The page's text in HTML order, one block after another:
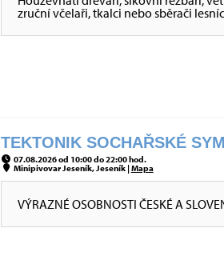
zruční včelaři, tkalci nebo sběrači
TEKTONIK SOCHAŘSKÉ
07.08.2026 od 10:00 do 22:00 hod.
Minipivovar Jeseník, Jeseník |Mapa
VÝRAZNÉ OSOBNOSTI ČESKÉ A